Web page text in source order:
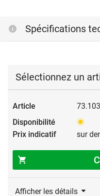
Spécifications
Sélectionnez un
sur
Afficher les détails